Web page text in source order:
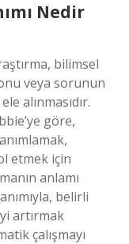
Nedir
bilimsel
veya sorunun
alınmasıdır.
göre,
etmek için
anlamı
belirli
artırmak
çalışmayı